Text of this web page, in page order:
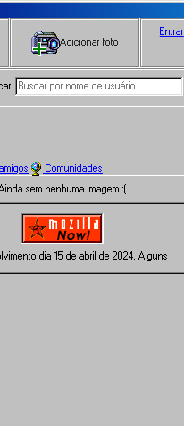
Adicionar foto
Entrar
Comunidades
sem nenhuma imagem :(
dia 15 de abril de 2024. Alguns